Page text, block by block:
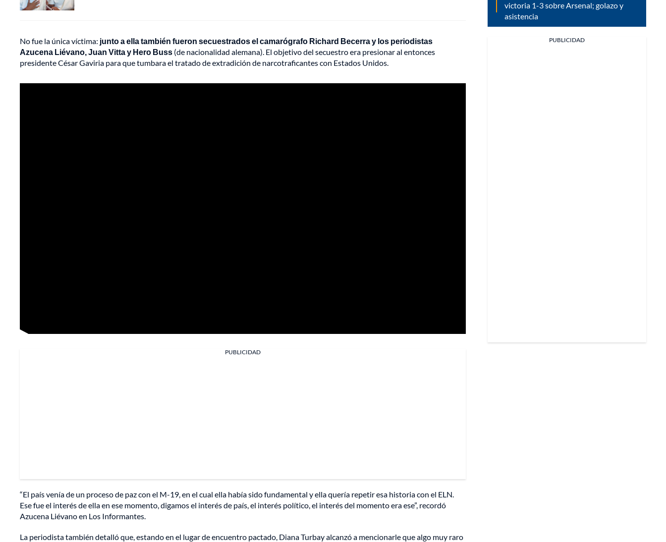
No fue la única víctima: junto a ella también fueron secuestrados el camarógrafo Richard Becerra y los periodistas
Azucena Liévano, Juan Vitta y Hero Buss (de nacionalidad alemana). El objetivo del secuestro era presionar al entonces
presidente César Gaviria para que tumbara el tratado de extradición de narcotraficantes con Estados Unidos.
PUBLICIDAD
“El país venía de un proceso de paz con el M-19, en el cual ella había sido fundamental y ella quería repetir esa historia con el ELN.
Ese fue el interés de ella en ese momento, digamos el interés de país, el interés político, el interés del momento era ese”, recordó
Azucena Liévano en Los Informantes.
La periodista también detalló que, estando en el lugar de encuentro pactado, Diana Turbay alcanzó a mencionarle que algo muy raro
victoria 1-3 sobre Arsenal; golazo y
asistencia
PUBLICIDAD